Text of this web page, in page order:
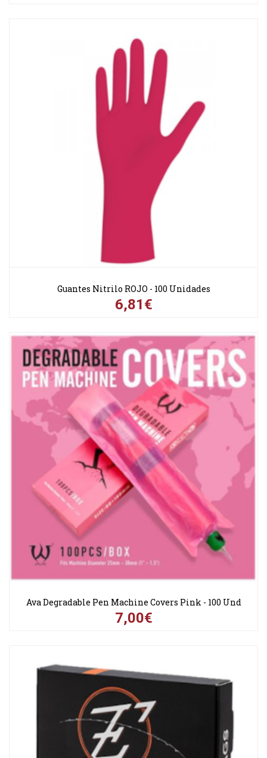
Guantes Nitrilo ROJO - 100 Unidades
6,81€
Ava Degradable Pen Machine Covers Pink - 100 Und
7,00€